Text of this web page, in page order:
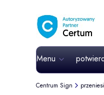
Menu
Centrum Sign